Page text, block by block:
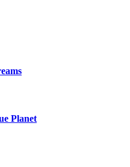
Planet